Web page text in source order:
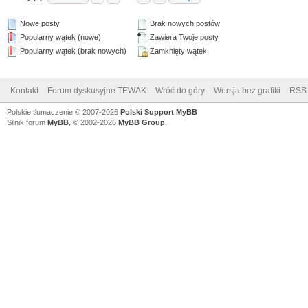
Nowe posty
Popularny wątek (nowe)
Popularny wątek (brak nowych)
Brak nowych postów
Zawiera Twoje posty
Zamknięty wątek
Kontakt Forum dyskusyjne TEWAK Wróć do góry Wersja bez grafiki RSS
Polskie tłumaczenie © 2007-2026 Polski Support MyBB
Silnik forum MyBB , © 2002-2026 MyBB Group